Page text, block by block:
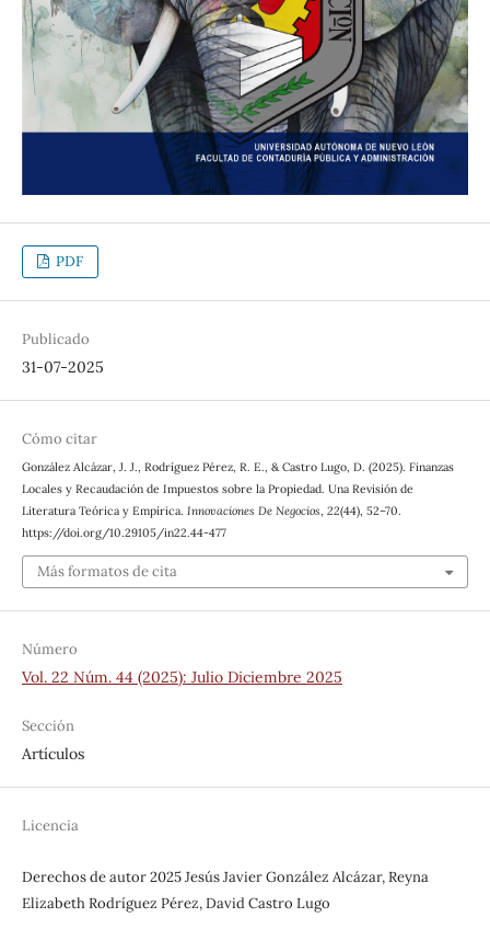
PDF
Publicado
31-07-2025
Cómo citar
González Alcázar, J. J., Rodríguez Pérez, R. E., & Castro Lugo, D. (2025). Finanzas
Locales y Recaudación de Impuestos sobre la Propiedad. Una Revisión de
Literatura Teórica y Empírica. Innovaciones De Negocios, 22(44), 52–70.
https://doi.org/10.29105/in22.44-477
Más formatos de cita
Número
Vol. 22 Núm. 44 (2025): Julio Diciembre 2025
Sección
Artículos
Licencia
Derechos de autor 2025 Jesús Javier González Alcázar, Reyna
Elizabeth Rodríguez Pérez, David Castro Lugo